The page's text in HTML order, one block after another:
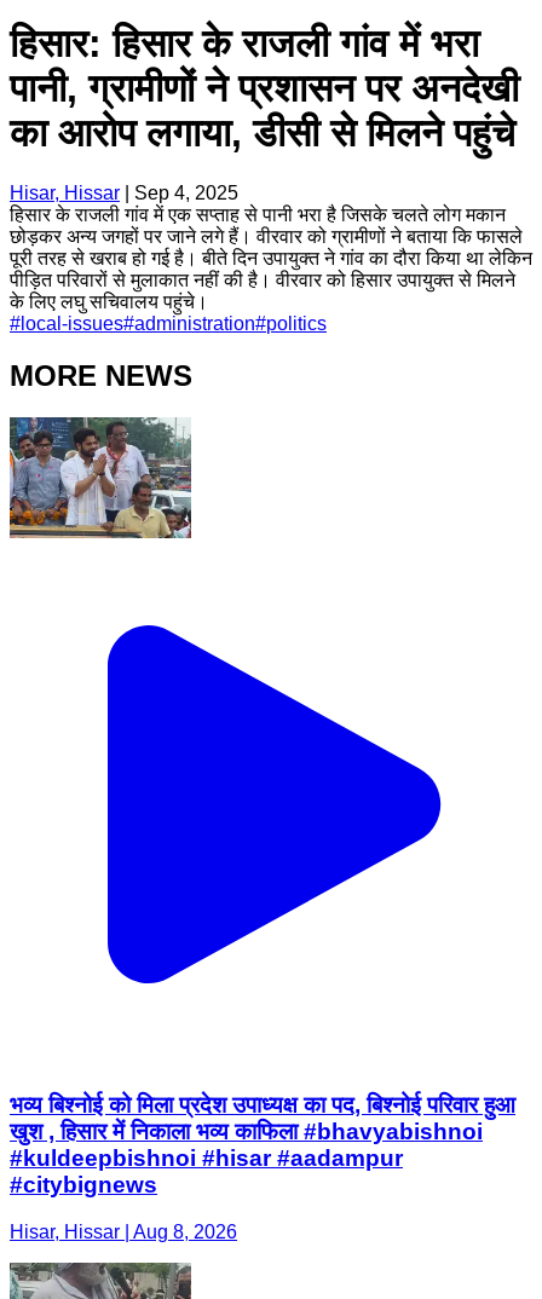
हिसार: हिसार के राजली गांव में भरा
पानी, ग्रामीणों ने प्रशासन पर अनदेखी
का आरोप लगाया, डीसी से मिलने पहुंचे
Hisar, Hissar
Sep 4, 2025
हिसार के राजली गांव में एक सप्ताह से पानी भरा है जिसके चलते लोग मकान
छोड़कर अन्य जगहों पर जाने लगे हैं। वीरवार को ग्रामीणों ने बताया कि फासले
पूरी तरह से खराब हो गई है। बीते दिन उपायुक्त ने गांव का दौरा किया था लेकिन
पीड़ित परिवारों से मुलाकात नहीं की है। वीरवार को हिसार उपायुक्त से मिलने
के लिए लघु सचिवालय पहुंचे।
# local-issues#administration#politics
MORE NEWS
भव्य बिश्नोई को मिला प्रदेश उपाध्यक्ष का पद, बिश्नोई परिवार हुआ
खुश , हिसार में निकाला भव्य काफिला #bhavyabishnoi
#kuldeepbishnoi #hisar #aadampur
#citybignews
Hisar, Hissar | Aug 8, 2026